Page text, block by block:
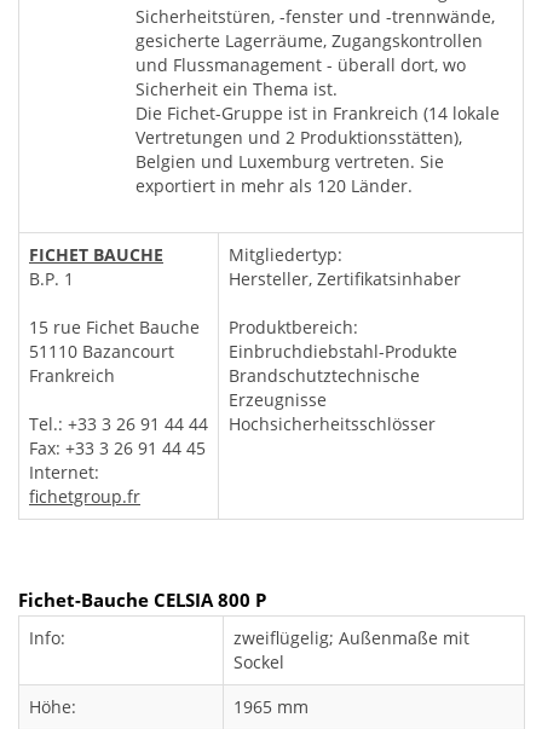
Sicherheitstüren, -fenster und -trennwände,
gesicherte Lagerräume, Zugangskontrollen
und Flussmanagement - überall dort, wo
Sicherheit ein Thema ist.
Die Fichet-Gruppe ist in Frankreich (14 lokale
Vertretungen und 2 Produktionsstätten),
Belgien und Luxemburg vertreten. Sie
exportiert in mehr als 120 Länder.
FICHET BAUCHE
B.P. 1
15 rue Fichet Bauche
51110 Bazancourt
Frankreich
Tel.: +33 3 26 91 44 44
Fax: +33 3 26 91 44 45
Internet:
fichetgroup.fr
Mitgliedertyp:
Hersteller, Zertifikatsinhaber
Produktbereich:
Einbruchdiebstahl-Produkte
Brandschutztechnische
Erzeugnisse
Hochsicherheitsschlösser
Fichet-Bauche CELSIA 800 P
Info:
zweiflügelig; Außenmaße mit
Sockel
Höhe:
1965 mm